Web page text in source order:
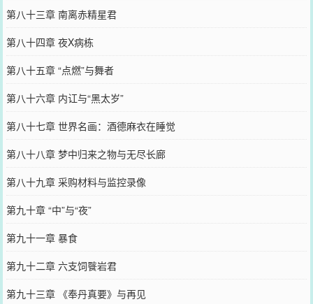
第八十三章 南离赤精星君
第八十四章 夜X病栋
第八十五章 “点燃”与舞者
第八十六章 内讧与“黑太岁”
第八十七章 世界名画：酒德麻衣在睡觉
第八十八章 梦中归来之物与无尽长廊
第八十九章 采购材料与监控录像
第九十章 “中”与“夜”
第九十一章 暴食
第九十二章 六支饲餮岩君
第九十三章 《奉丹真要》与再见